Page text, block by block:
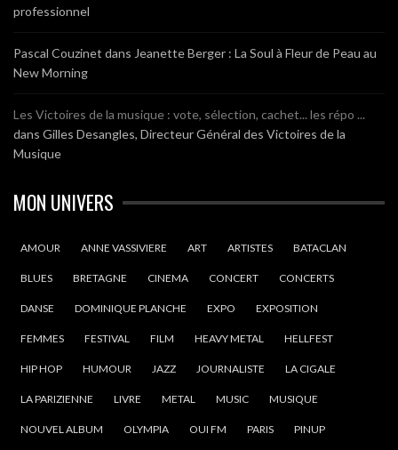
professionnel
Pascal Couzinet dans Jeanette Berger : La Soul à Fleur de Peau au
New Morning
Les Victoires de la musique : vote, sélection, cachet... les répo ...
dans Gilles Desangles, Directeur Général des Victoires de la
Musique
MON UNIVERS
AMOUR ANNE VASSIVIERE ART ARTISTES BATACLAN
BLUES BRETAGNE CINEMA CONCERT CONCERTS
DANSE DOMINIQUE PLANCHE EXPO EXPOSITION
FEMMES FESTIVAL FILM HEAVY METAL HELLFEST
HIP HOP HUMOUR JAZZ JOURNALISTE LA CIGALE
LA PARIZIENNE LIVRE METAL MUSIC MUSIQUE
NOUVEL ALBUM OLYMPIA OUI FM PARIS PINUP